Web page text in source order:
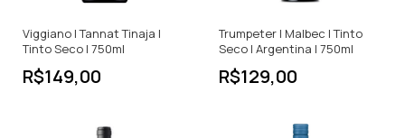
Viggiano | Tannat Tinaja |
Tinto Seco | 750ml
R$149,00
Trumpeter | Malbec | Tinto
Seco | Argentina | 750ml
R$129,00